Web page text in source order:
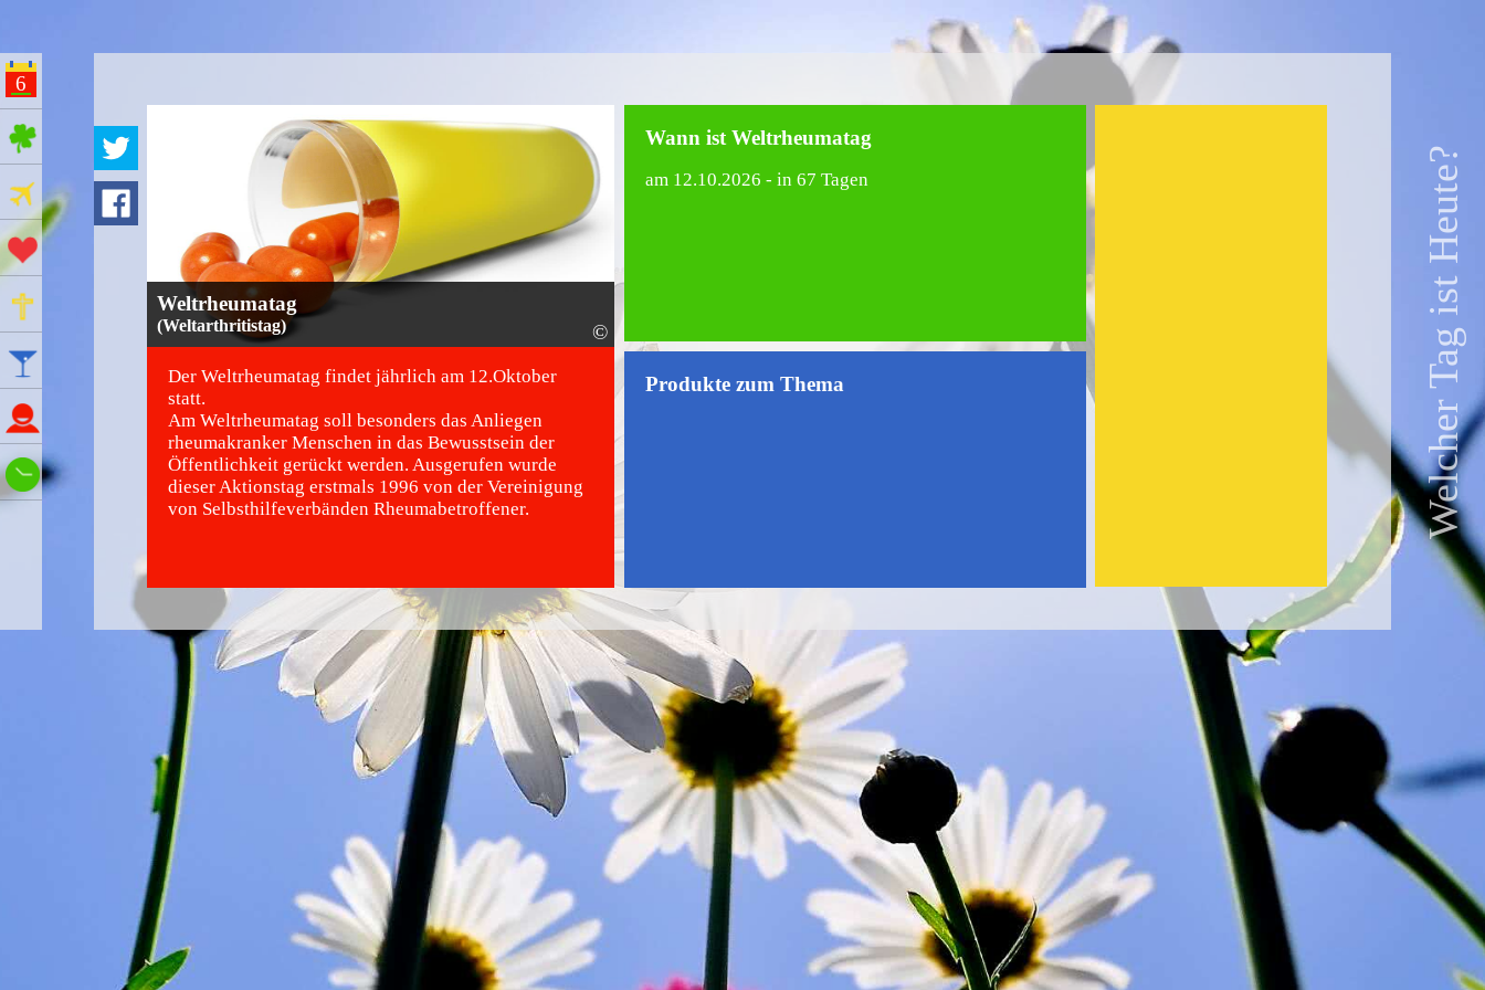
Welcher Tag ist Heute?
6
ges Feiertage
Ferien
Aktionstage
Gedenktage
Namenstage
Wie spät ist es?
Weltrheumatag
(Weltarthritistag) ©
Der Weltrheumatag findet jährlich am 12.Oktober
statt.
Am Weltrheumatag soll besonders das Anliegen
rheumakranker Menschen in das Bewusstsein der
Öffentlichkeit gerückt werden. Ausgerufen wurde
dieser Aktionstag erstmals 1996 von der Vereinigung
von Selbsthilfeverbänden Rheumabetroffener.
Wann ist Weltrheumatag
am 12.10.2026 - in 67 Tagen
Produkte zum Thema